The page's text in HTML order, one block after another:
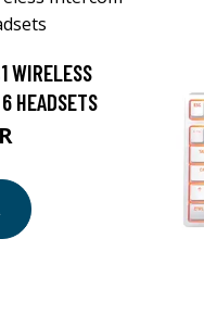
WIRELESS
HEADSETS